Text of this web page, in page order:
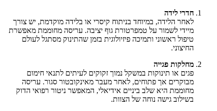
חדרי לידה
לאחר הלידה, במיוחד בניתוח קיסרי או בלידה מוקדמת, יש צורך
מיידי לשמור על טמפרטורת גוף יציבה. עריסה מחוממת מאפשרת
טיפול ראשוני ותמיכה פיזיולוגית בזמן שהתינוק מסתגל לעולם
החיצוני.
מחלקות פגייה
פגים או תינוקות במשקל נמוך זקוקים לעיתים לתנאי חימום
מבוקרים אך פתוחים, לאחר מעבר מאינקובטור סגור. עריסה
מחוממת היא שלב ביניים אידיאלי, המאפשר ניטור רפואי הדוק
בשילוב גישה נוחה של הצוות.